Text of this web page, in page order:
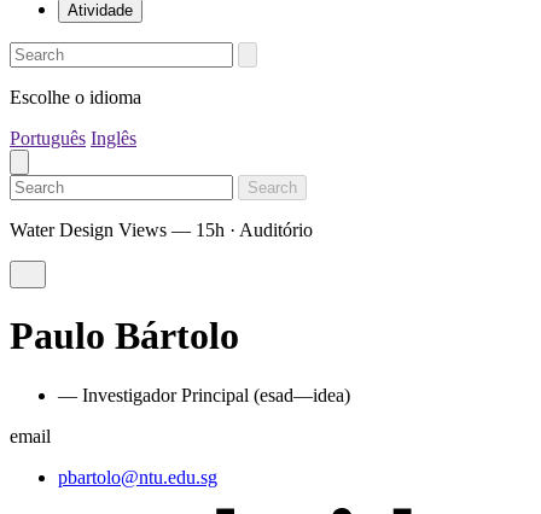
Atividade
Escolhe o idioma
Português Inglês
Search
Water Design Views — 15h · Auditório
Paulo Bártolo
— Investigador Principal (esad—idea)
email
pbartolo@ntu.edu.sg